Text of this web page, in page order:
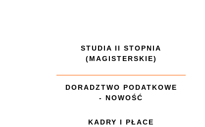
STUDIA II STOPNIA
(MAGISTERSKIE)
DORADZTWO PODATKOWE
- NOWOŚĆ
KADRY I PŁACE